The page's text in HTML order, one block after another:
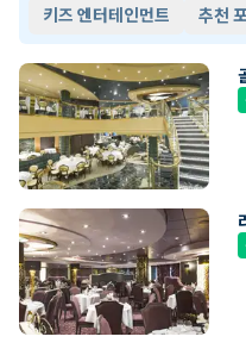
키즈 엔터테인먼트
추천